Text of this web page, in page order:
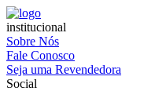
institucional
Sobre Nós
Fale Conosco
Seja uma Revendedora
Social